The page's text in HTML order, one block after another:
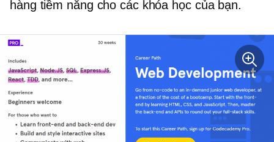
hàng tiềm năng cho các khóa học của bạn.